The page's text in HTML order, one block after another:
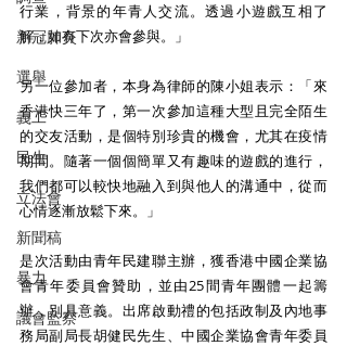
新冠肺炎
選舉
義工
民生
立法會
新聞稿
暴力
議會監察
行業，背景的年青人交流。透過小遊戲互相了
解，如有下次亦會參與。」
另一位參加者，本身為律師的陳小姐表示：「來
香港快三年了，第一次參加這種大型且完全陌生
的交友活動，是個特別珍貴的機會，尤其在疫情
期間。隨著一個個簡單又有趣味的遊戲的進行，
我們都可以較快地融入到與他人的溝通中，從而
心情逐漸放鬆下來。」
是次活動由青年民建聯主辦，獲香港中國企業協
會青年委員會贊助，並由25間青年團體一起籌
辦，別具意義。出席啟動禮的包括政制及內地事
務局副局長胡健民先生、中國企業協會青年委員